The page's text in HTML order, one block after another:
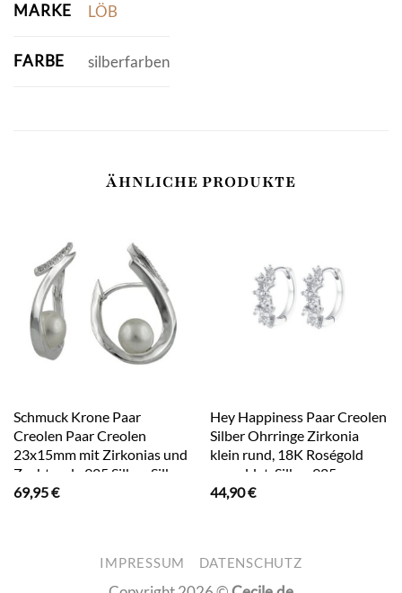
MARKE LÖB
FARBE silberfarben
ÄHNLICHE PRODUKTE
Schmuck Krone Paar
Creolen Paar Creolen
23x15mm mit Zirkonias und
Zuchtperle 925 Silber, Silber
925
69,95€
Hey Happiness Paar Creolen
Silber Ohrringe Zirkonia
klein rund, 18K Roségold
vergoldet, Silber 925
Ohrringe Damen Kristalle,
44,90€
IMPRESSUM DATENSCHUTZ